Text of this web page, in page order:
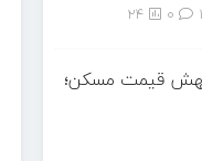
24
جهش قیمت مسکن؛